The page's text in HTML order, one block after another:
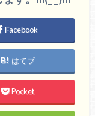
Facebook
はてブ
Pocket